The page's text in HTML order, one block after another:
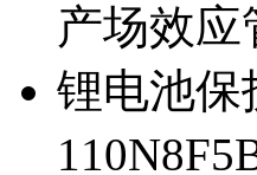
产场效应
锂电池保